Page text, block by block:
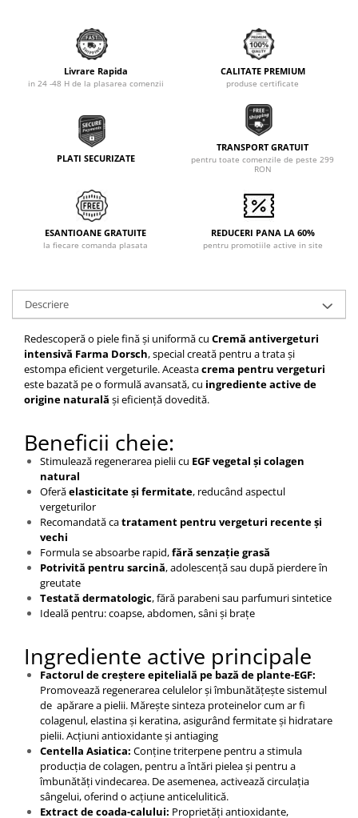
Livrare Rapida
in 24 -48 H de la plasarea comenzii
CALITATE PREMIUM
produse certificate
PLATI SECURIZATE
TRANSPORT GRATUIT
pentru toate comenzile de peste 299
RON
ESANTIOANE GRATUITE
la fiecare comanda plasata
REDUCERI PANA LA 60%
pentru promotiile active in site
Descriere
Redescoperă o piele fină și uniformă cu Cremă antivergeturi
intensivă Farma Dorsch, special creată pentru a trata și
estompa eficient vergeturile. Aceastacrema pentru vergeturi
este bazată pe o formulă avansată, cu ingrediente active de
origine naturală și eficiență dovedită.
Beneficii cheie:
Stimulează regenerarea pielii cu EGF vegetal și colagen
natural
Oferăelasticitate și fermitate, reducând aspectul
vergeturilor
Recomandată catratament pentru vergeturi recente și
vechi
Formula se absoarbe rapid,fără senzație grasă
Potrivită pentru sarcină, adolescență sau după pierdere în
greutate
Testată dermatologic, fără parabeni sau parfumuri sintetice
Ideală pentru: coapse, abdomen, sâni și brațe
Ingrediente active principale
Factorul de creștere epitelială pe bază de plante-EGF:
Promovează regenerarea celulelor și îmbunătățește sistemul
de apărare a pielii. Mărește sinteza proteinelor cum ar fi
colagenul, elastina și keratina, asigurând fermitate și hidratare
pielii. Acțiuni antioxidante și antiaging
Centella Asiatica: Conține triterpene pentru a stimula
producția de colagen, pentru a întări pielea și pentru a
îmbunătăți vindecarea. De asemenea, activează circulația
sângelui, oferind o acțiune anticelulitică.
Extract de coada-calului: Proprietăți antioxidante,